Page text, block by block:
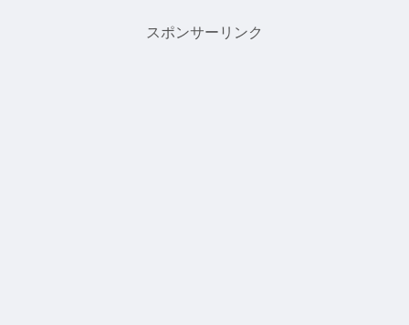
スポンサーリンク